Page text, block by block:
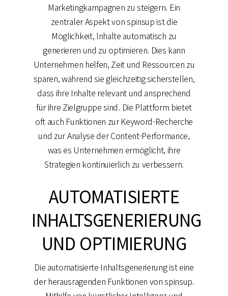
Marketingkampagnen zu steigern. Ein
zentraler Aspekt von spinsup ist die
Möglichkeit, Inhalte automatisch zu
generieren und zu optimieren. Dies kann
Unternehmen helfen, Zeit und Ressourcen zu
sparen, während sie gleichzeitig sicherstellen,
dass ihre Inhalte relevant und ansprechend
für ihre Zielgruppe sind. Die Plattform bietet
oft auch Funktionen zur Keyword-Recherche
und zur Analyse der Content-Performance,
was es Unternehmen ermöglicht, ihre
Strategien kontinuierlich zu verbessern.
AUTOMATISIERTE
INHALTSGENERIERUNG
UND OPTIMIERUNG
Die automatisierte Inhaltsgenerierung ist eine
der herausragenden Funktionen von spinsup.